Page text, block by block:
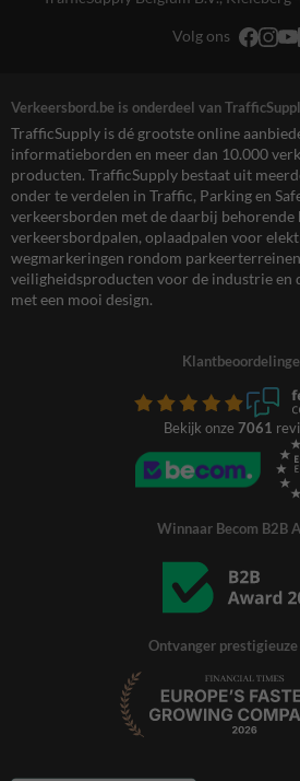
Volg ons
Verkeersbord.be is onderdeel van
TrafficSupply is dé grootste online
informatieborden en meer dan 10.000
producten. TrafficSupply bestaat uit
onder te verdelen in Traffic, Parking en
verkeersborden met de daarbij behorende
verkeersbordpalen, oplaadpalen voor
wegmarkeringen rondom
veiligheidsproducten voor de industrie en
met een mooi design.
Bekijk onze 7061
Winnaar Becom B2B
Ontvanger